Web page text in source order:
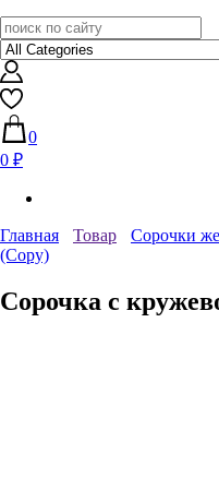
0
0 ₽
Главная Товар Сорочки
(Copy)
Сорочка с